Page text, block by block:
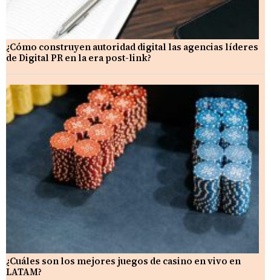
¿Cómo construyen autoridad digital las agencias líderes
de Digital PR en la era post-link?
¿Cuáles son los mejores juegos de casino en vivo en
LATAM?